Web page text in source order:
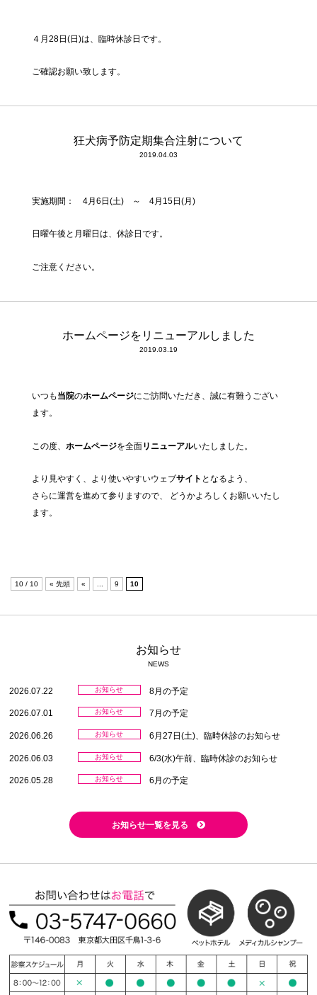
４月28日(日)は、臨時休診日です。
ご確認お願い致します。
狂犬病予防定期集合注射について
2019.04.03
実施期間： 4月6日(土) ～ 4月15日(月)
日曜午後と月曜日は、休診日です。
ご注意ください。
ホームページをリニューアルしました
2019.03.19
いつも 当院のホームページにご訪問いただき、誠に有難うござい
ます。
この度、 ホームページを全面リニューアルいたしました。
より見やすく、より使いやすいウェブサイト となるよう、
さらに運営を進めて参りますので、 どうかよろしくお願いいたし
ます。
10 / 10 « 先頭 « 9 10
お知らせ
NEWS
2026.07.22 お知らせ 8月の予定
2026.07.01 お知らせ 7月の予定
2026.06.26 お知らせ 6月27日(土)、臨時休診のお知らせ
2026.06.03 お知らせ 6/3(水)午前、臨時休診のお知らせ
2026.05.28 お知らせ 6月の予定
お知らせ一覧を見る